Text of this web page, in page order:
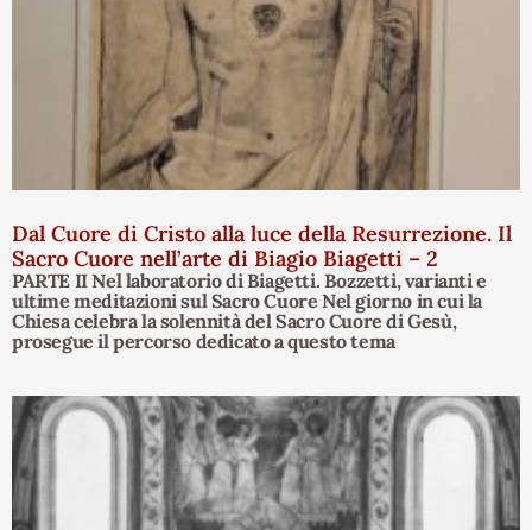
Dal Cuore di Cristo alla luce della Resurrezione. Il
Sacro Cuore nell’arte di Biagio Biagetti – 2
PARTE II Nel laboratorio di Biagetti. Bozzetti, varianti e
ultime meditazioni sul Sacro Cuore Nel giorno in cui la
Chiesa celebra la solennità del Sacro Cuore di Gesù,
prosegue il percorso dedicato a questo tema